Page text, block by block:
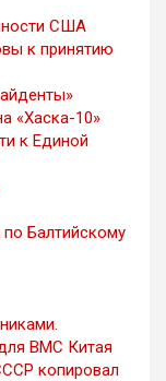
США
к принятию
«Хаска-10»
к Единой
Балтийскому
ВМС Китая
копировал